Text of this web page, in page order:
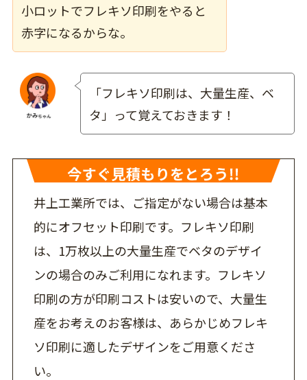
小ロットでフレキソ印刷をやると
赤字になるからな。
「フレキソ印刷は、大量生産、ベ
タ」って覚えておきます！
井上工業所では、ご指定がない場合は基本
的にオフセット印刷です。フレキソ印刷
は、1万枚以上の大量生産でベタのデザイ
ンの場合のみご利用になれます。フレキソ
印刷の方が印刷コストは安いので、大量生
産をお考えのお客様は、あらかじめフレキ
ソ印刷に適したデザインをご用意くださ
い。